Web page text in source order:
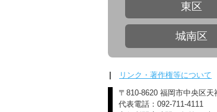
東区
城南区
リンク・著作権等について
〒810-8620 福岡市中央区
代表電話：092-711-4111